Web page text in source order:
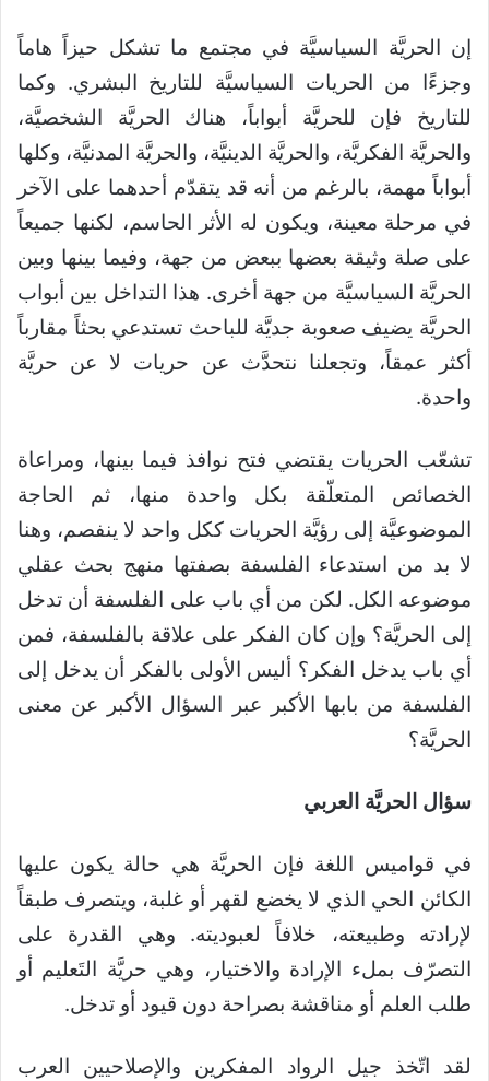
إن الحريَّة السياسيَّة في مجتمع ما تشكل حيزاً هاماً
وجزءًا من الحريات السياسيَّة للتاريخ البشري. وكما
للتاريخ فإن للحريَّة أبواباً، هناك الحريَّة الشخصيَّة،
والحريَّة الفكريَّة، والحريَّة الدينيَّة، والحريَّة المدنيَّة، وكلها
أبواباً مهمة، بالرغم من أنه قد يتقدّم أحدهما على الآخر
في مرحلة معينة، ويكون له الأثر الحاسم، لكنها جميعاً
على صلة وثيقة بعضها ببعض من جهة، وفيما بينها وبين
الحريَّة السياسيَّة من جهة أخرى. هذا التداخل بين أبواب
الحريَّة يضيف صعوبة جديَّة للباحث تستدعي بحثاً مقارباً
أكثر عمقاً، وتجعلنا نتحدَّث عن حريات لا عن حريَّة
واحدة.
تشعّب الحريات يقتضي فتح نوافذ فيما بينها، ومراعاة
الخصائص المتعلّقة بكل واحدة منها، ثم الحاجة
الموضوعيَّة إلى رؤيَّة الحريات ككل واحد لا ينفصم، وهنا
لا بد من استدعاء الفلسفة بصفتها منهج بحث عقلي
موضوعه الكل. لكن من أي باب على الفلسفة أن تدخل
إلى الحريَّة؟ وإن كان الفكر على علاقة بالفلسفة، فمن
أي باب يدخل الفكر؟ أليس الأولى بالفكر أن يدخل إلى
الفلسفة من بابها الأكبر عبر السؤال الأكبر عن معنى
الحريَّة؟
سؤال الحريَّة العربي
في قواميس اللغة فإن الحريَّة هي حالة يكون عليها
الكائن الحي الذي لا يخضع لقهر أو غلبة، ويتصرف طبقاً
لإرادته وطبيعته، خلافاً لعبوديته. وهي القدرة على
التصرّف بملء الإرادة والاختيار، وهي حريَّة التَعليم أو
طلب العلم أو مناقشة بصراحة دون قيود أو تدخل.
لقد اتّخذ جيل الرواد المفكرين والإصلاحيين العرب